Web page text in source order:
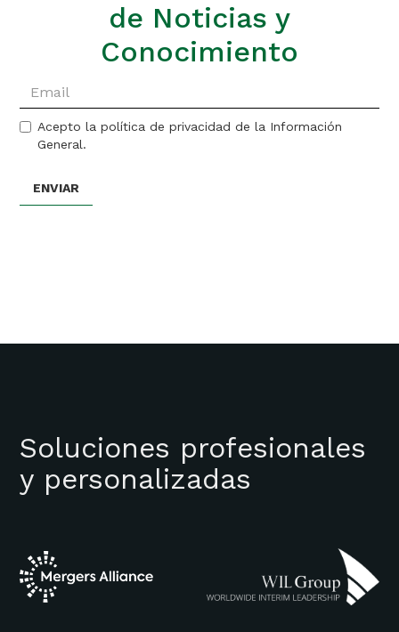
de Noticias y
Conocimiento
Acepto la política de privacidad de la Información
General.
Soluciones profesionales
y personalizadas